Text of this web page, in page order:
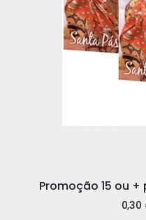
Promoção 15 ou
0,30